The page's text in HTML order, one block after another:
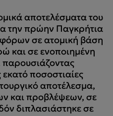
αποτελέσματα του
την πρώην Παγκρήτια
σε ατομική βάση
και σε ενοποιημένη
ποσοστιαίες
αποτέλεσμα,
και προβλέψεων, σε
διπλασιάστηκε σε